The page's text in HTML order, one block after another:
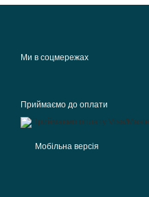
Ми в соцмережах
Приймаємо до оплати
Мобільна версія